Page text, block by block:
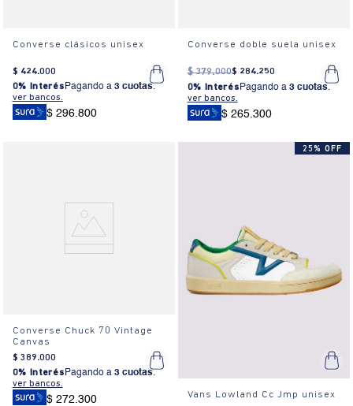
Converse clásicos unisex
$ 424.000
0% Interés Pagando a 3 cuotas.
ver bancos.
$ 296.800
Converse doble suela unisex
$ 379.000$ 284.250
0% Interés Pagando a 3 cuotas.
ver bancos.
$ 265.300
Converse Chuck 70 Vintage
Canvas
$ 389.000
0% Interés Pagando a 3 cuotas.
ver bancos.
$ 272.300
25% OFF
Vans Lowland Cc Jmp unisex